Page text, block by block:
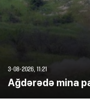
3-08-2026, 11:21
Ağdərədə mina